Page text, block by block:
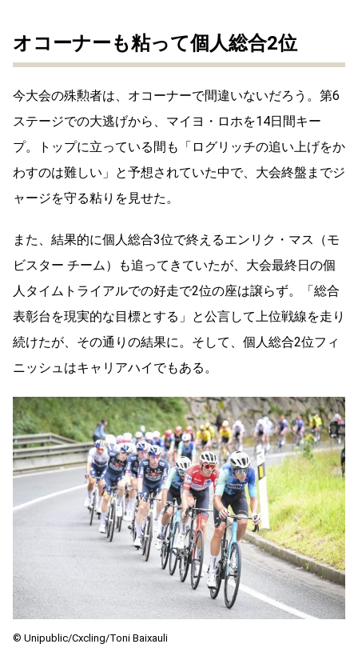
オコーナーも粘って個人総合2位
今大会の殊勲者は、オコーナーで間違いないだろう。第6
ステージでの大逃げから、マイヨ・ロホを14日間キー
プ。トップに立っている間も「ログリッチの追い上げをか
わすのは難しい」と予想されていた中で、大会終盤までジ
ャージを守る粘りを見せた。
また、結果的に個人総合3位で終えるエンリク・マス（モ
ビスター チーム）も追ってきていたが、大会最終日の個
人タイムトライアルでの好走で2位の座は譲らず。「総合
表彰台を現実的な目標とする」と公言して上位戦線を走り
続けたが、その通りの結果に。そして、個人総合2位フィ
ニッシュはキャリアハイでもある。
© Unipublic/Cxcling/Toni Baixauli